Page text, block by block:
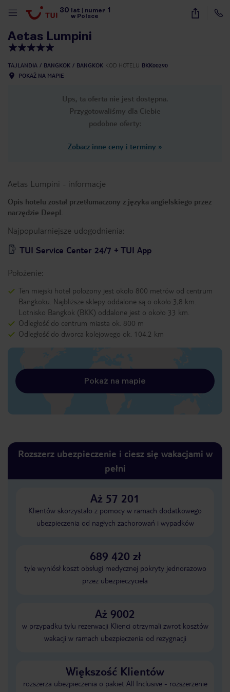
30 lat numer 1
w Polsce
59
Aetas Lumpini
TAJLANDIA BANGKOK BANGKOK KOD HOTELU BKK00290
POKAŻ NA MAPIE
Ups, ta oferta nie jest dostępna.
Przygotowaliśmy dla Ciebie
podobne oferty:
Zobacz inne ceny i terminy »
Aetas Lumpini - informacje
Opis hotelu został przetłumaczony z języka angielskiego przez
narzędzie DeepL
Najpopularniejsze udogodnienia:
TUI Service Center 24/7 + TUI App
Położenie:
Ten miejski hotel położony jest około 800 metrów od centrum
Bangkoku. Najbliższe sklepy oddalone są o około 3,8 km.
Lotnisko Bangkok (BKK) oddalone jest o około 33 km.
Odległość do centrum miasta ok. 800 m
Odległość do dworca kolejowego ok. 104,2 km
Pokaż na mapie
Rozszerz ubezpieczenie i ciesz się wakacjami w
pełni
Aż 57 201
Klientów skorzystało z pomocy w ramach dodatkowego
ubezpieczenia od nagłych zachorowań i wypadków
689 420 zł
tyle wyniósł koszt obsługi medycznej pokryty jednorazowo
przez ubezpieczyciela
Aż 9002
w przypadku tylu rezerwacji Klienci otrzymali zwrot kosztów
wakacji w ramach ubezpieczenia od rezygnacji
Większość Klientów
rozszerza ubezpieczenia o pakiet All Inclusive - rozszerzenie